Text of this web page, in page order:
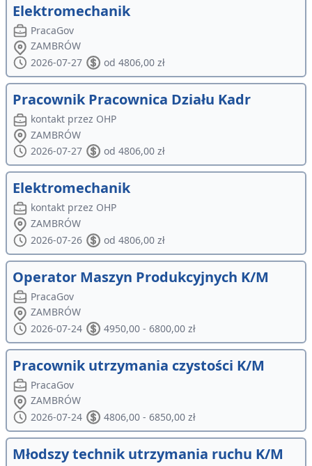
Elektromechanik
PracaGov
ZAMBRÓW
2026-07-27
od 4806,00 zł
Pracownik Pracownica Działu Kadr
kontakt przez OHP
ZAMBRÓW
2026-07-27
od 4806,00 zł
Elektromechanik
kontakt przez OHP
ZAMBRÓW
2026-07-26
od 4806,00 zł
Operator Maszyn Produkcyjnych K/M
PracaGov
ZAMBRÓW
2026-07-24
4950,00 - 6800,00 zł
Pracownik utrzymania czystości K/M
PracaGov
ZAMBRÓW
2026-07-24
4806,00 - 6850,00 zł
Młodszy technik utrzymania ruchu K/M